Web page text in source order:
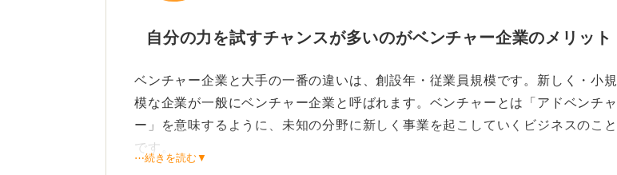
すいという面があるでしょう。デメリットとしてはその分業務量が多くなる傾向
それでもベンチャーに行きたいという就活生は「早くビジネスマンとして成長し
たい」という意欲が強い人が多いように思います。
「ブラックな噂も見られた」とのことですが、たとえば残業が多い状態を「ブラ
自分の力を試すチャンスが多いのがベンチャー企業のメリット
ベンチャー企業と大手の一番の違いは、創設年・従業員規模です。新しく・小規
模な企業が一般にベンチャー企業と呼ばれます。ベンチャーとは「アドベンチャ
ー」を意味するように、未知の分野に新しく事業を起こしていくビジネスのこと
です。
⋯続きを読む▼